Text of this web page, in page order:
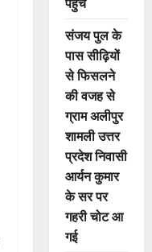
संजय पुल के
पास सीढ़ियों
से फिसलने
की वजह से
ग्राम अलीपुर
शामली उत्तर
प्रदेश निवासी
आर्यन कुमार
के सर पर
गहरी चोट आ
गई